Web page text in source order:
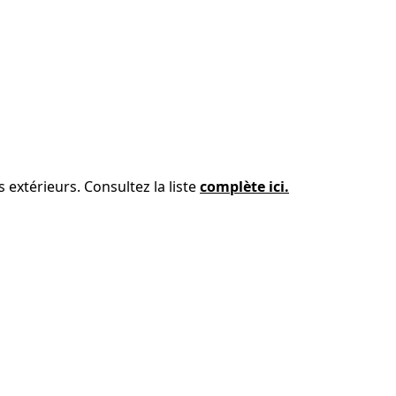
extérieurs. Consultez la listecomplète ici.